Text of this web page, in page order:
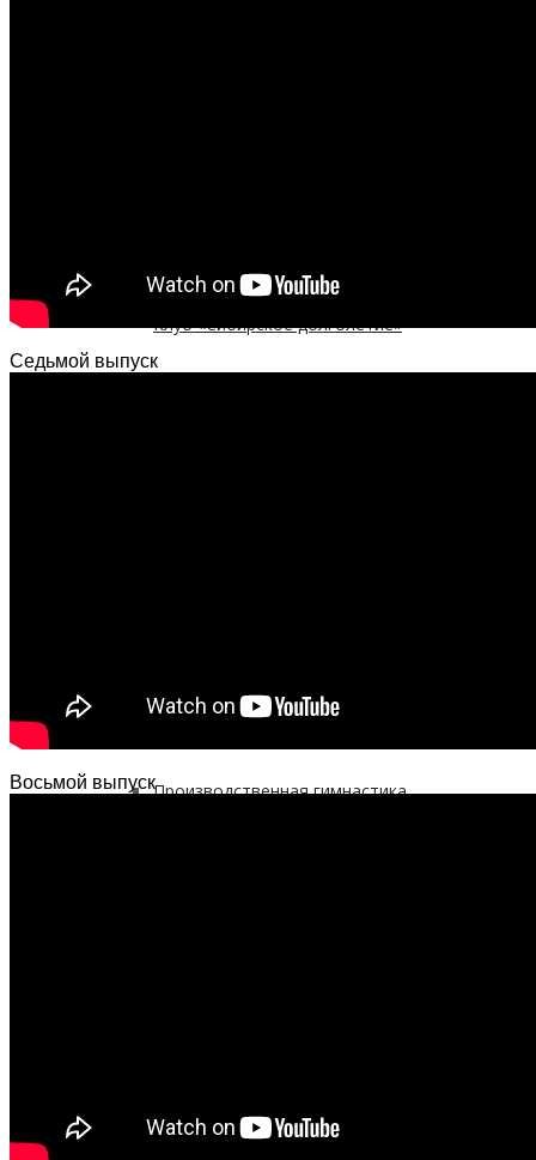
Клуб «Сибирское долголетие»
Физическая активность и здоровье
Производственная гимнастика
Седьмой выпуск
Восьмой выпуск